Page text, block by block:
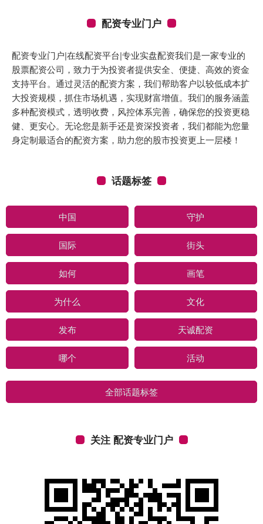
配资专业门户
配资专业门户|在线配资平台|专业实盘配资我们是一家专业的
股票配资公司，致力于为投资者提供安全、便捷、高效的资金
支持平台。通过灵活的配资方案，我们帮助客户以较低成本扩
大投资规模，抓住市场机遇，实现财富增值。我们的服务涵盖
多种配资模式，透明收费，风控体系完善，确保您的投资更稳
健、更安心。无论您是新手还是资深投资者，我们都能为您量
身定制最适合的配资方案，助力您的股市投资更上一层楼！
话题标签
中国 守护
国际 街头
如何 画笔
为什么 文化
发布 天诚配资
哪个 活动
全部话题标签
关注 配资专业门户